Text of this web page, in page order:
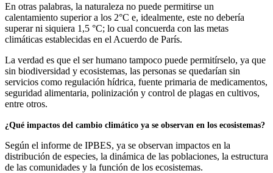
En otras palabras, la naturaleza no puede permitirse un
calentamiento superior a los 2°C e, idealmente, este no debería
superar ni siquiera 1,5 °C; lo cual concuerda con las metas
climáticas establecidas en el Acuerdo de París.
La verdad es que el ser humano tampoco puede permitírselo, ya que
sin biodiversidad y ecosistemas, las personas se quedarían sin
servicios como regulación hídrica, fuente primaria de medicamentos,
seguridad alimentaria, polinización y control de plagas en cultivos,
entre otros.
¿Qué impactos del cambio climático ya se observan en los ecosistemas?
Según el informe de IPBES, ya se observan impactos en la
distribución de especies, la dinámica de las poblaciones, la estructura
de las comunidades y la función de los ecosistemas.